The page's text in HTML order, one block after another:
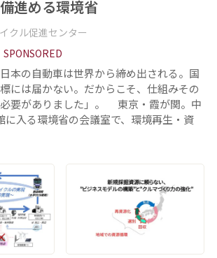
進める環境省
クル促進センター
SPONSORED
本の自動車は世界から締め出される。国
には届かない。だからこそ、仕組みその
要がありました」。 東京・霞が関。中
に入る環境省の会議室で、環境再生・資